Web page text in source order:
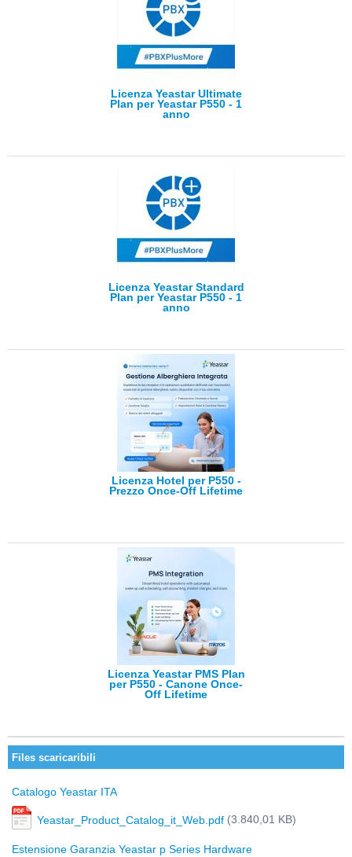
Licenza Yeastar Ultimate
Plan per Yeastar P550 - 1
anno
Licenza Yeastar Standard
Plan per Yeastar P550 - 1
anno
Licenza Hotel per P550 -
Prezzo Once-Off Lifetime
Licenza Yeastar PMS Plan
per P550 - Canone Once-
Off Lifetime
Files scaricaribili
Catalogo Yeastar ITA
Yeastar_Product_Catalog_it_Web.pdf (3.840,01 KB)
Estensione Garanzia Yeastar p Series Hardware